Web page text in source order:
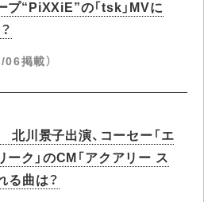
プ“PiXXiE”の「tsk」MVに
掲載）
川景子出演、コーセー「エ
ーク」のCM「アクアリー ス
る曲は？